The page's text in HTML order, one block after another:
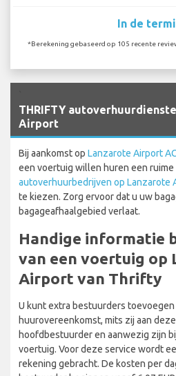
In de
*Berekening gebaseerd op 105 recente
THRIFTY
Airport
Bij aankomst op Lanzarote Airport
een voertuig willen huren een ruime
autoverhuurbedrijven op Lanzarote
te kiezen. Zorg ervoor dat u uw
bagageafhaalgebied verlaat.
Handige informatie
van een voertuig op
Airport van Thrifty
U kunt extra bestuurders toevoegen
huurovereenkomst, mits zij aan
hoofdbestuurder en aanwezig zijn
voertuig. Voor deze service wordt
rekening gebracht. De kosten per